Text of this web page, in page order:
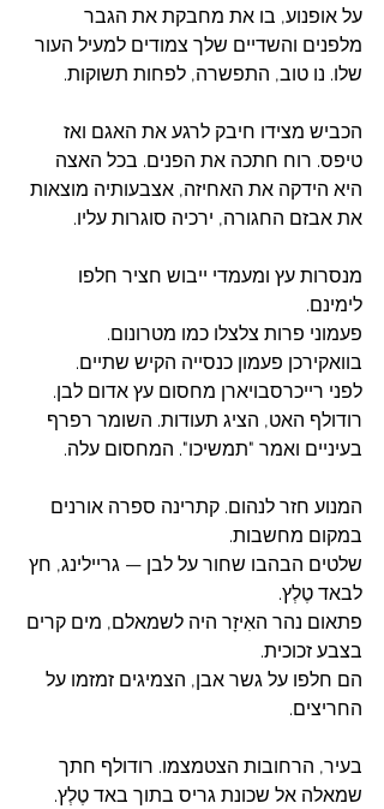
על אופנוע, בו את מחבקת את הגבר
מלפנים והשדיים שלך צמודים למעיל העור
שלו. נו טוב, התפשרה, לפחות תשוקות.
הכביש מצידו חיבק לרגע את האגם ואז
טיפס. רוח חתכה את הפנים. בכל האצה
היא הידקה את האחיזה, אצבעותיה מוצאות
את אבזם החגורה, ירכיה סוגרות עליו.
מנסרות עץ ומעמדי ייבוש חציר חלפו
לימינם.
פעמוני פרות צלצלו כמו מטרונום.
בוואקירכן פעמון כנסייה הקיש שתיים.
לפני רייכרסבויארן מחסום עץ אדום לבן.
רודולף האט, הציג תעודות. השומר רפרף
בעיניים ואמר "תמשיכו"‏. המחסום עלה.
המנוע חזר לנהום. קתרינה ספרה אורנים
במקום מחשבות.
שלטים הבהבו שחור על לבן — גריילינג, חץ
לבאד טֶלְץ.
פתאום נהר האִיזָר היה לשמאלם, מים קרים
בצבע זכוכית.
הם חלפו על גשר אבן, הצמיגים זמזמו על
החריצים.
בעיר, הרחובות הצטמצמו. רודולף חתך
שמאלה אל שכונת גריס בתוך באד טֶלְץ.